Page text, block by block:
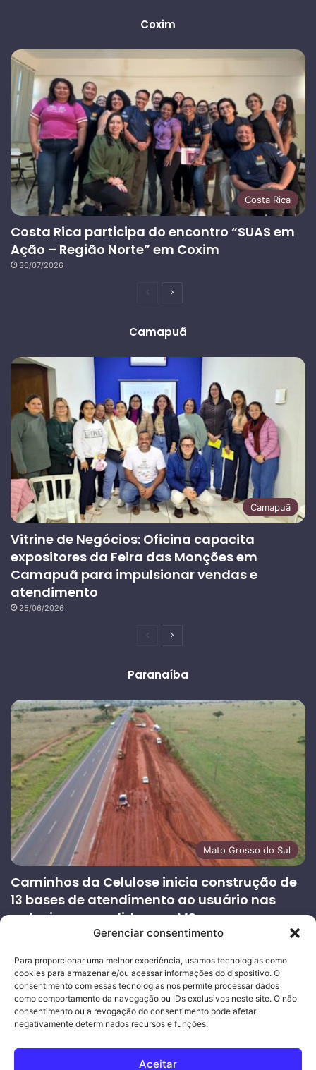
Gerenciar consentimento
Para proporcionar uma melhor experiência, usamos tecnologias como
cookies para armazenar e/ou acessar informações do dispositivo. O
consentimento com essas tecnologias nos permite processar dados
como comportamento da navegação ou IDs exclusivos neste site. O não
consentimento ou a revogação do consentimento pode afetar
negativamente determinados recursos e funções.
Aceitar
Coxim
Costa Rica
Costa Rica participa do encontro “SUAS em
Ação – Região Norte” em Coxim
30/07/2026
PáginaPróxima
Camapuã
Camapuã
Vitrine de Negócios: Oficina capacita
expositores da Feira das Monções em
Camapuã para impulsionar vendas e
atendimento
25/06/2026
PáginaPróxima
Paranaíba
Mato Grosso do Sul
Caminhos da Celulose inicia construção de
13 bases de atendimento ao usuário nas
rodovias concedidas em MS
Página
anterior
Próxima
página
Ouro Empresas- Desenvolvimento Web
Joeber Garcia